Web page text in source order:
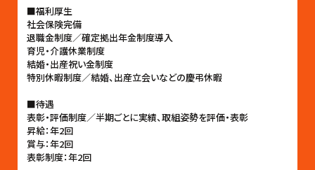
■福利厚生
社会保険完備
退職金制度／確定拠出年金制度導入
育児・介護休業制度
結婚・出産祝い金制度
特別休暇制度／結婚、出産立会いなどの慶弔休暇
■待遇
表彰・評価制度／半期ごとに実績、取組姿勢を評価・表彰
昇給：年2回
賞与：年2回
表彰制度：年2回